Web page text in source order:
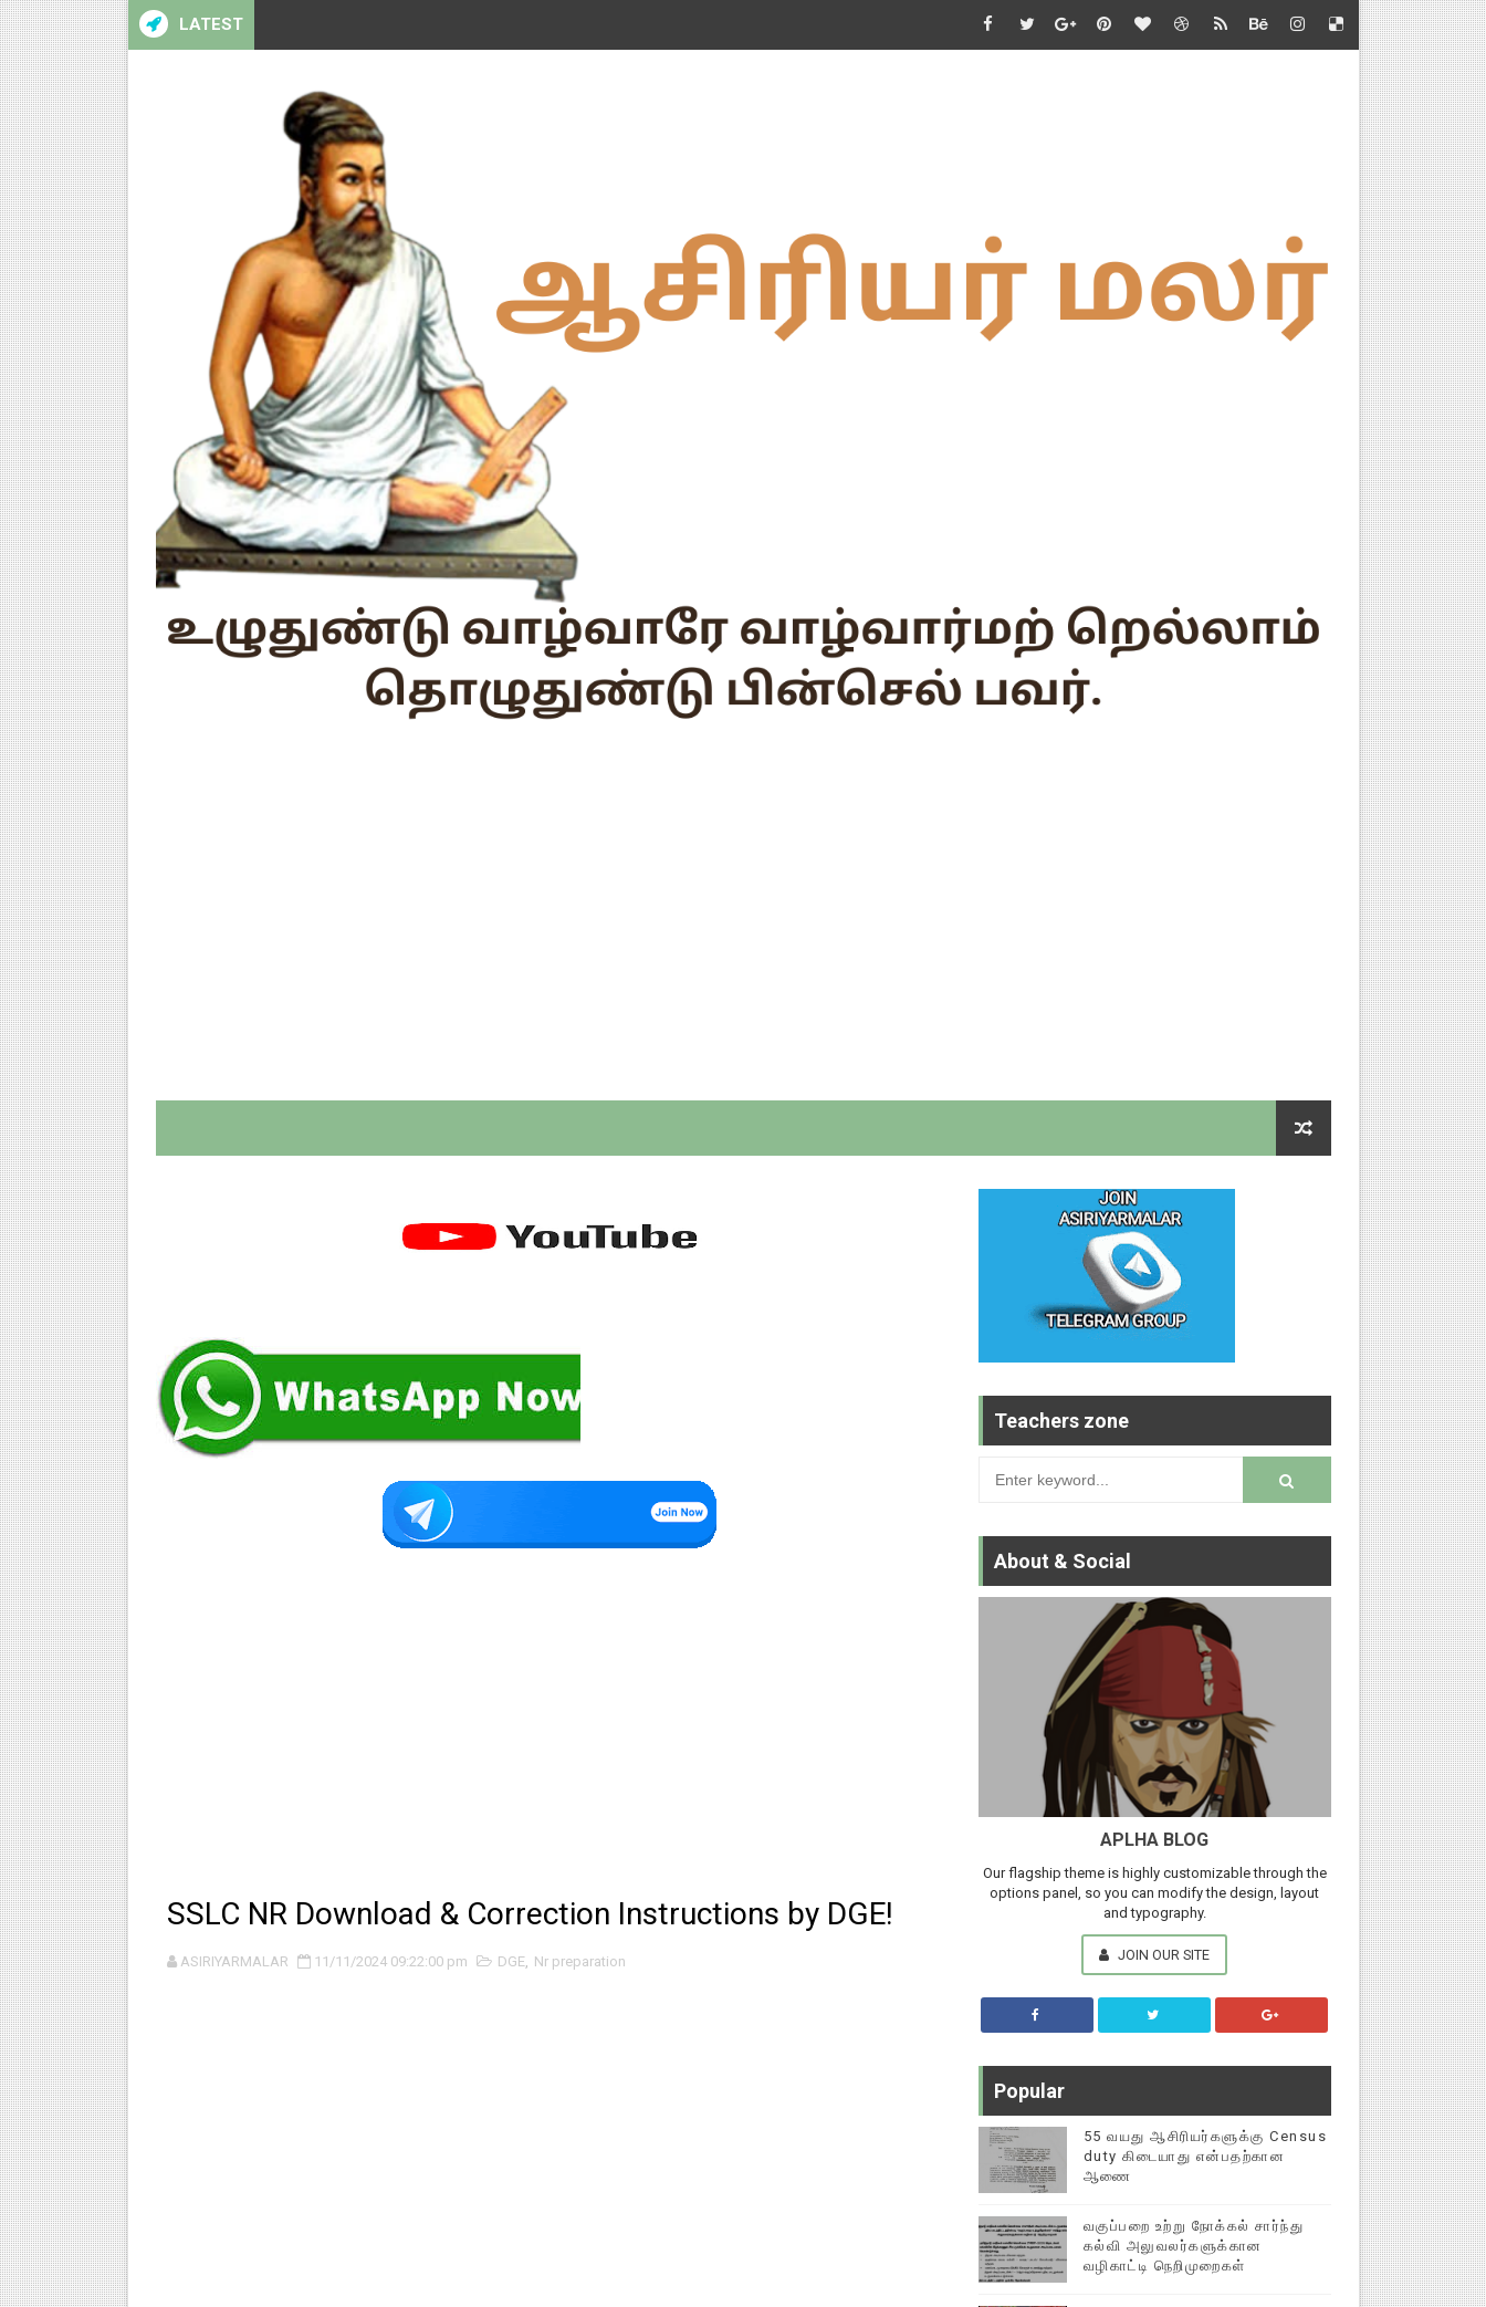
LATEST
SSLC NR Download & Correction Instructions by DGE!
ASIRIYARMALAR 11/11/2024 09:22:00 pm DGE, Nr preparation
Teachers zone
About & Social
APLHA BLOG
Our flagship theme is highly customizable through the
options panel, so you can modify the design, layout
and typography.
JOIN OUR SITE
Popular
55 வயது ஆசிரியர்களுக்கு Census
duty கிடையாது என்பதற்கான
ஆணை
வகுப்பறை உற்று நோக்கல் சார்ந்து
கல்வி அலுவலர்களுக்கான
வழிகாட்டி நெறிமுறைகள்